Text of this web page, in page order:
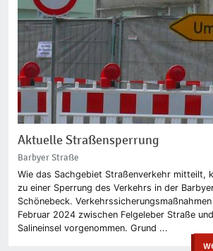
Aktuelle Straßensperrung
Barbyer Straße
Wie das Sachgebiet Straßenverkehr mitteilt,
zu einer Sperrung des Verkehrs in der
Schönebeck.
Februar 2024 zwischen Felgeleber Straße
Salineinsel vorgenommen. Grund ...